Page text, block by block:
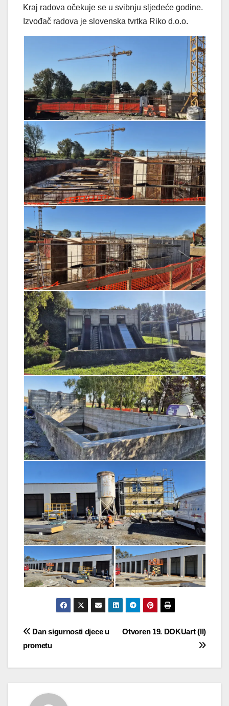
Kraj radova očekuje se u svibnju sljedeće godine.
Izvođač radova je slovenska tvrtka Riko d.o.o.
Navigacija
objava
Otvoren 19. DOKUart (II)
Dan sigurnosti djece u
prometu